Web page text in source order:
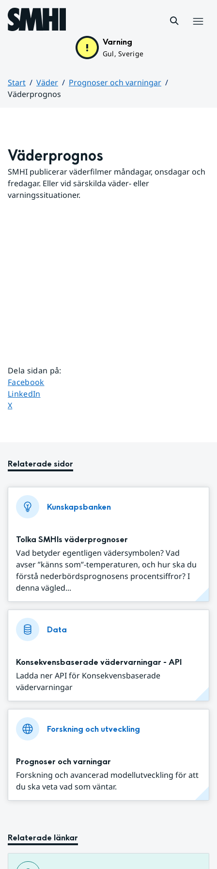
Hoppa till sidans innehåll
Varning
Gul, Sverige
Start Väder
Prognoser och varningar
Väderprognos
Väderprognos
SMHI publicerar väderfilmer måndagar, onsdagar och
fredagar. Eller vid särskilda väder- eller
varningssituationer.
Dela sidan på:
Dela sidan på
Facebook
Dela sidan på
LinkedIn
Dela sidan på
X
Relaterade sidor
Kunskapsbanken
Tolka SMHIs väderprognoser
Vad betyder egentligen vädersymbolen? Vad
avser ”känns som”-temperaturen, och hur ska du
förstå nederbördsprognosens procentsiffror? I
denna vägled...
Data
Konsekvensbaserade vädervarningar - API
Ladda ner API för Konsekvensbaserade
vädervarningar
Forskning och utveckling
Prognoser och varningar
Forskning och avancerad modellutveckling för att
du ska veta vad som väntar.
Relaterade länkar